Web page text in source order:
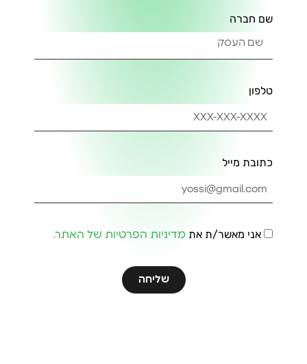
שם חברה
טלפון
כתובת מייל
אני מאשר/ת את מדיניות הפרטיות של האתר.
שליחה